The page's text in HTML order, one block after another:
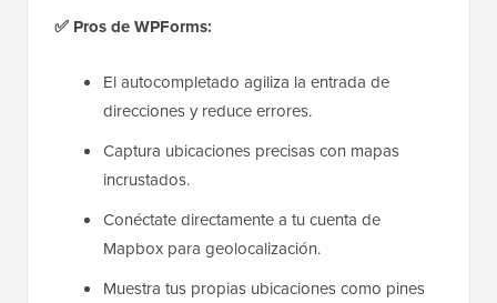
✅ Pros de WPForms:
El autocompletado agiliza la entrada de
direcciones y reduce errores.
Captura ubicaciones precisas con mapas
incrustados.
Conéctate directamente a tu cuenta de
Mapbox para geolocalización.
Muestra tus propias ubicaciones como pines